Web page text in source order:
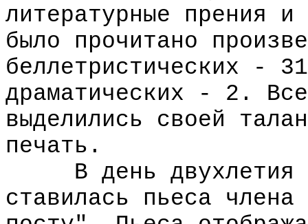
литературные прения
было прочитано
беллетристических -
драматических - 2.
выделились своей
печать.
В день двухлетия
ставилась пьеса